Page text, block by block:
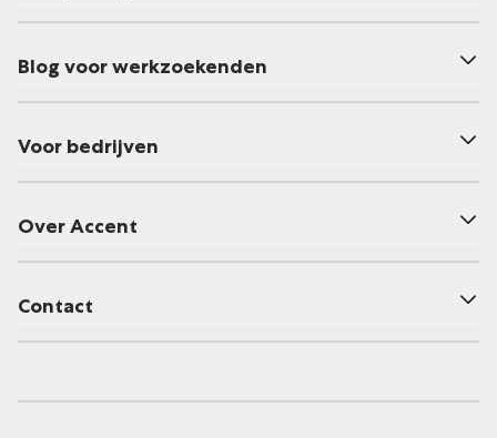
Blog voor werkzoekenden
Voor bedrijven
Over Accent
Contact